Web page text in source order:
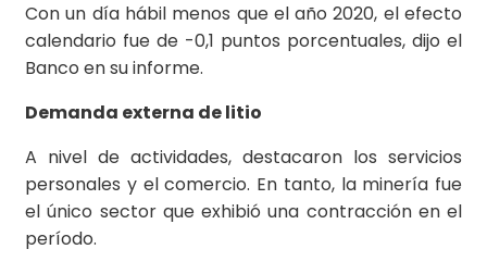
Con un día hábil menos que el año 2020, el efecto
calendario fue de -0,1 puntos porcentuales, dijo el
Banco en su informe.
Demanda externa de litio
A nivel de actividades, destacaron los servicios
personales y el comercio. En tanto, la minería fue
el único sector que exhibió una contracción en el
período.